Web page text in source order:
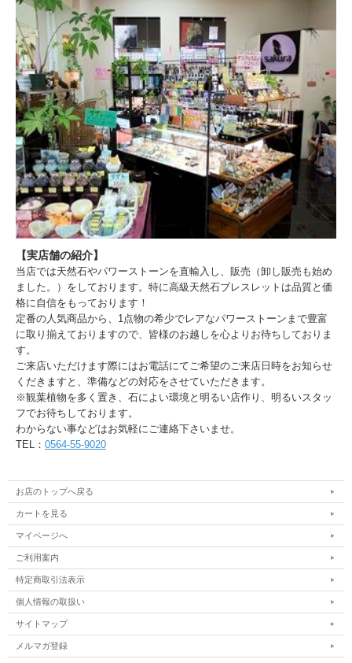
【実店舗の紹介】
当店では天然石やパワーストーンを直輸入し、販売（卸し販売も始め
ました。）をしております。特に高級天然石ブレスレットは品質と価
格に自信をもっております！
定番の人気商品から、1点物の希少でレアなパワーストーンまで豊富
に取り揃えておりますので、皆様のお越しを心よりお待ちしておりま
す。
ご来店いただけます際にはお電話にてご希望のご来店日時をお知らせ
くだきますと、準備などの対応をさせていただきます。
※観葉植物を多く置き、石によい環境と明るい店作り、明るいスタッ
フでお待ちしております。
わからない事などはお気軽にご連絡下さいませ。
TEL： 0564-55-9020
お店のトップへ戻る
カートを見る
マイページへ
ご利用案内
特定商取引法表示
個人情報の取扱い
サイトマップ
メルマガ登録